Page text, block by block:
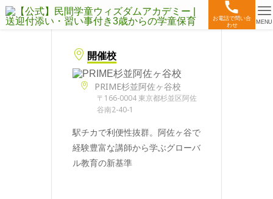
お電話で問い合
わせ
MENU
開催校
PRIME杉並阿佐ヶ谷校
〒166-0004 東京都杉並区阿佐
谷南2-40-1
駅チカで利便性抜群。阿佐ヶ谷で
経験豊富な講師から学ぶグローバ
ル教育の新基準